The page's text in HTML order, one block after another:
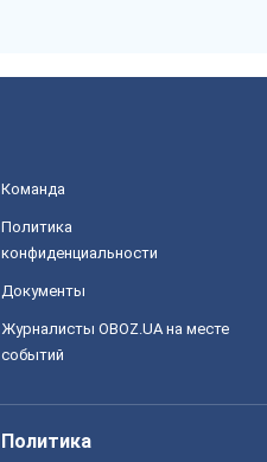
Команда
Политика
конфиденциальности
Документы
Журналисты OBOZ.UA на месте
событий
Политика